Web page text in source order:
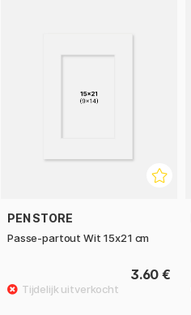
PEN STORE
Passe-partout Wit 15x21 cm
3.60 €